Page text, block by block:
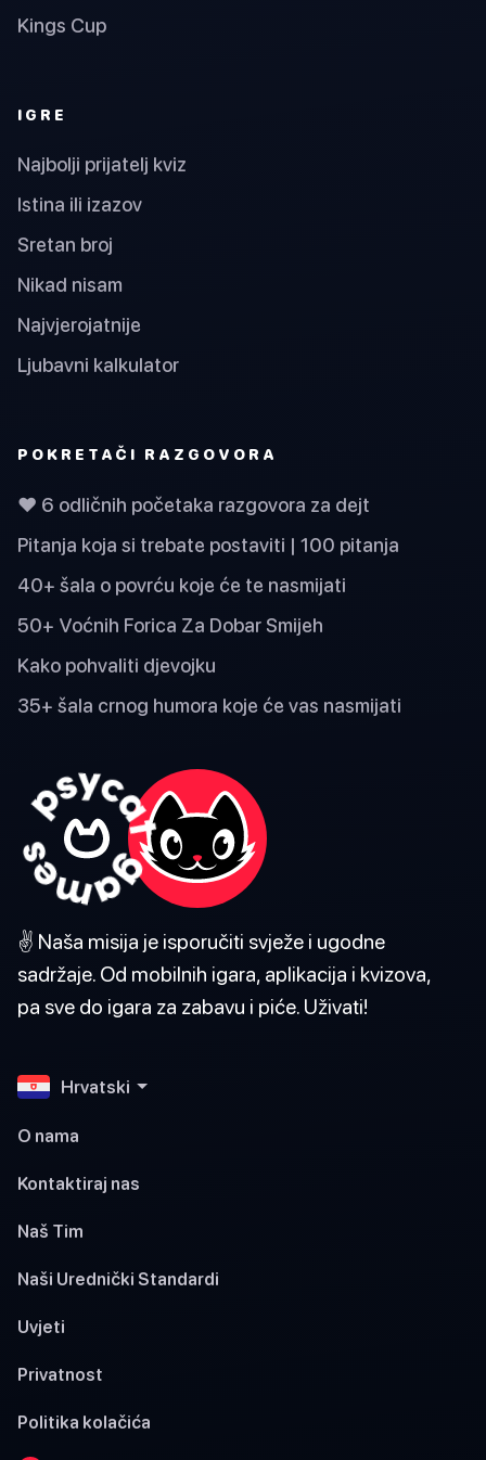
Kings Cup
IGRE
Najbolji prijatelj kviz
Istina ili izazov
Sretan broj
Nikad nisam
Najvjerojatnije
Ljubavni kalkulator
POKRETAČI RAZGOVORA
❤️ 6 odličnih početaka razgovora za dejt
Pitanja koja si trebate postaviti | 100 pitanja
40+ šala o povrću koje će te nasmijati
50+ Voćnih Forica Za Dobar Smijeh
Kako pohvaliti djevojku
35+ šala crnog humora koje će vas nasmijati
✌️ Naša misija je isporučiti svježe i ugodne
sadržaje. Od mobilnih igara, aplikacija i kvizova,
pa sve do igara za zabavu i piće. Uživati!
Hrvatski
O nama
Kontaktiraj nas
Naš Tim
Naši Urednički Standardi
Uvjeti
Privatnost
Politika kolačića